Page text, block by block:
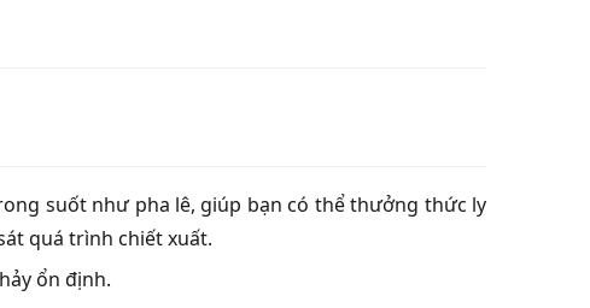
suốt như pha lê, giúp bạn có thể thưởng thức ly
quá trình chiết xuất.
ổn định.